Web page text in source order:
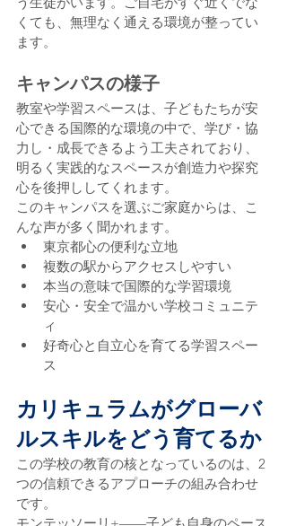
くても、無理なく通える環境が整ってい
ます。
キャンパスの様子
教室や学習スペースは、子どもたちが安
心できる国際的な環境の中で、学び・協
力し・成長できるよう工夫されており、
明るく実践的なスペースが創造力や探究
心を後押ししてくれます。
このキャンパスを選ぶご家庭からは、こ
んな声が多く聞かれます。
東京都心の便利な立地
複数の駅からアクセスしやすい
本当の意味で国際的な学習環境
安心・安全で温かい学校コミュニテ
ィ
好奇心と自立心を育てる学習スペー
ス
カリキュラムがグローバ
ルスキルをどう育てるか
この学校の教育の核となっているのは、2
つの信頼できるアプローチの組み合わせ
です。